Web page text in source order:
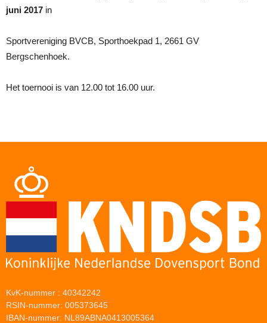
juni 2017 in
Sportvereniging BVCB, Sporthoekpad 1, 2661 GV
Bergschenhoek.
Het toernooi is van 12.00 tot 16.00 uur.
KvK-nummer : 40342242
RSIN-nummer: 005373645
IBAN-nummer: NL89ABNA0413005364